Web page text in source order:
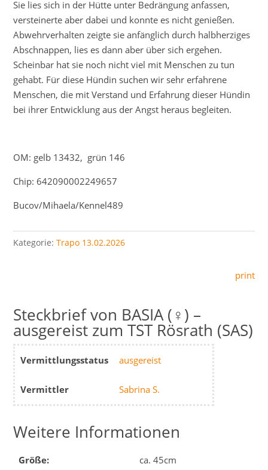
Sie lies sich in der Hütte unter Bedrängung anfassen,
versteinerte aber dabei und konnte es nicht genießen.
Abwehrverhalten zeigte sie anfänglich durch halbherziges
Abschnappen, lies es dann aber über sich ergehen.
Scheinbar hat sie noch nicht viel mit Menschen zu tun
gehabt. Für diese Hündin suchen wir sehr erfahrene
Menschen, die mit Verstand und Erfahrung dieser Hündin
bei ihrer Entwicklung aus der Angst heraus begleiten.
OM: gelb 13432, grün 146
Chip: 642090002249657
Bucov/Mihaela/Kennel489
Kategorie:Trapo 13.02.2026
print
BASIA (♀) –
ausgereist zum TST Rösrath (SAS)
Vermittlungsstatus ausgereist
Vermittler Sabrina S.
Weitere Informationen
Größe: ca. 45cm